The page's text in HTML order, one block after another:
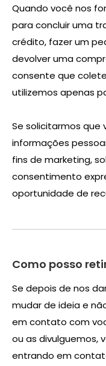
Quando você nos
para concluir uma
crédito, fazer um
devolver uma
consente que
utilizemos apenas
Se solicitarmos que
informações
fins de marketing,
consentimento
oportunidade de
Como posso
Se depois de nos
mudar de ideia e
em contato com
ou as divulguemos,
entrando em